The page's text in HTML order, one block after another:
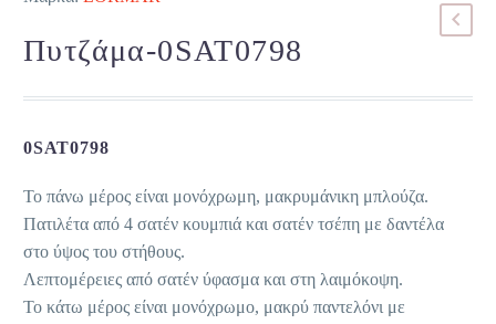
Πυτζάμα-0SAT0798
0SAT0798
Το πάνω μέρος είναι μονόχρωμη, μακρυμάνικη μπλούζα.
Πατιλέτα από 4 σατέν κουμπιά και σατέν τσέπη με δαντέλα
στο ύψος του στήθους.
Λεπτομέρειες από σατέν ύφασμα και στη λαιμόκοψη.
Το κάτω μέρος είναι μονόχρωμο, μακρύ παντελόνι με